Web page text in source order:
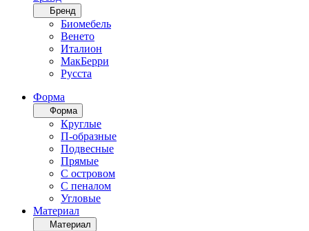
Бренд
Биомебель
Венето
Италион
МакБерри
Русста
Форма
Форма
Круглые
П-образные
Подвесные
Прямые
С островом
С пеналом
Угловые
Материал
Материал